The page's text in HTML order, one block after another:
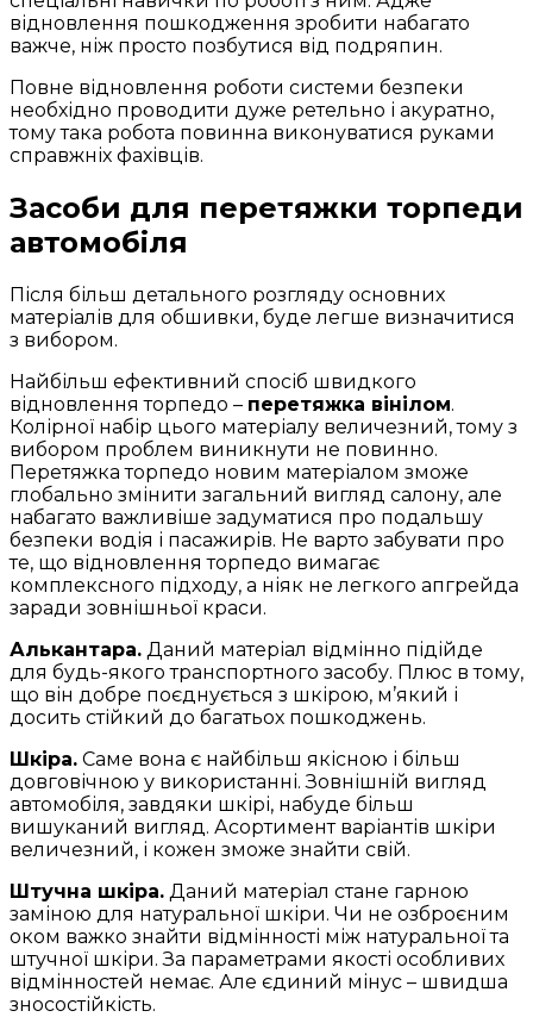
відновлення пошкодження зробити набагато
важче, ніж просто позбутися від подряпин.
Повне відновлення роботи системи безпеки
необхідно проводити дуже ретельно і акуратно,
тому така робота повинна виконуватися руками
справжніх фахівців.
Засоби для перетяжки торпеди
автомобіля
Після більш детального розгляду основних
матеріалів для обшивки, буде легше визначитися
з вибором.
Найбільш ефективний спосіб швидкого
відновлення торпедо – перетяжка вінілом.
Колірної набір цього матеріалу величезний, тому з
вибором проблем виникнути не повинно.
Перетяжка торпедо новим матеріалом зможе
глобально змінити загальний вигляд салону, але
набагато важливіше задуматися про подальшу
безпеки водія і пасажирів. Не варто забувати про
те, що відновлення торпедо вимагає
комплексного підходу, а ніяк не легкого апгрейда
заради зовнішньої краси.
Алькантара. Даний матеріал відмінно підійде
для будь-якого транспортного засобу. Плюс в тому,
що він добре поєднується з шкірою, м’який і
досить стійкий до багатьох пошкоджень.
Шкіра. Саме вона є найбільш якісною і більш
довговічною у використанні. Зовнішній вигляд
автомобіля, завдяки шкірі, набуде більш
вишуканий вигляд. Асортимент варіантів шкіри
величезний, і кожен зможе знайти свій.
Штучна шкіра. Даний матеріал стане гарною
заміною для натуральної шкіри. Чи не озброєним
оком важко знайти відмінності між натуральної та
штучної шкіри. За параметрами якості особливих
відмінностей немає. Але єдиний мінус – швидша
зносостійкість.